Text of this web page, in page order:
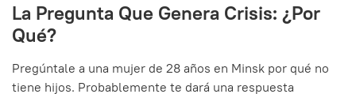
La Pregunta Que Genera Crisis: ¿Por
Qué?
Pregúntale a una mujer de 28 años en Minsk por qué no
tiene hijos. Probablemente te dará una respuesta